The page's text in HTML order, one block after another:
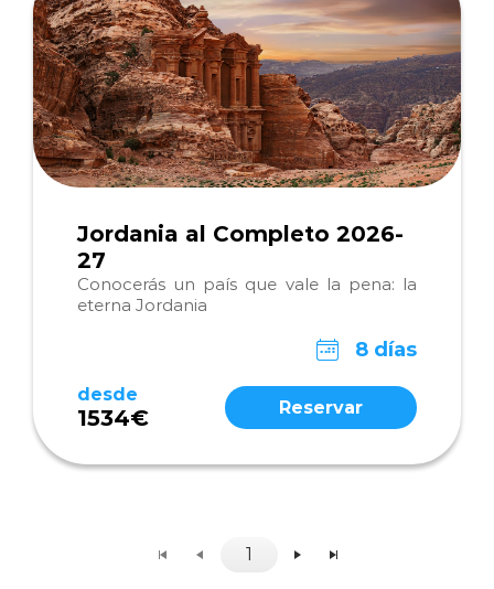
Jordania al Completo 2026-
27
Conocerás un país que vale la pena: la
eterna Jordania
8 días
desde
1534€ Reservar
1